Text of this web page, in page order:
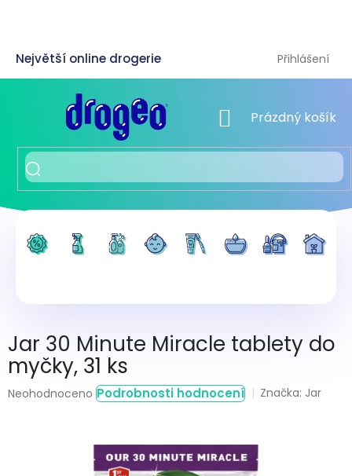
Přihlášení
NÁKUPNÍ KOŠÍK
Prázdný košík
Jar 30 Minute Miracle tablety do
myčky, 31 ks
Průměrné
Neohodnoceno Podrobnosti hodnocení Značka: Jar